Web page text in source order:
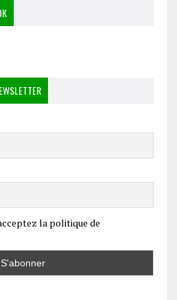
la politique de